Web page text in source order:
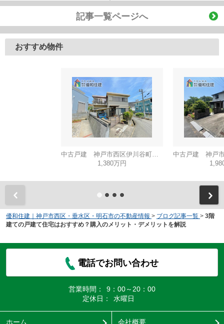
記事一覧ページへ
おすすめ物件
中古戸建 神戸市西区伊川谷町有瀬
1,380万円
優和住建｜神戸市西区・垂水区・明石市の不動産情報 > ブログ記事一覧 > 3階
建ての戸建て住宅はおすすめ？購入のメリット・デメリットを解説
電話でお問い合わせ
営業時間：
9：00～20：00
定休日：
水曜日
ホーム 会社概要